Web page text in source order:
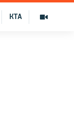
КТА